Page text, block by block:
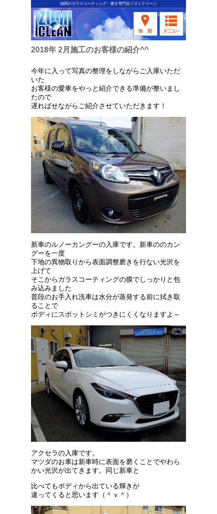
福岡のガラスコーティング・磨き専門店イズミクリーン
2018年 2月施工のお客様の紹介^^
今年に入って写真の整理をしながらご入庫いただ
いた
お客様の愛車をやっと紹介できる準備が整いまし
たので
遅ればせながらご紹介させていただきます！
新車のルノーカングーの入庫です。新車ののカン
グーを一度
下地の異物取りから表面調整磨きを行ない光沢を
上げて
そこからガラスコーティングの膜でしっかりと包
み込みました
普段のお手入れ洗車は水分が蒸発する前に拭き取
ることで
ボディにスポットシミがつきにくくなりますよ～
アクセラの入庫です。
マツダのお車は新車時に表面を磨くことでやわら
かい光沢が出てきます。同じ新車と
比べてもボディから出ている輝きが
違ってくると思います（＾ｖ＾）